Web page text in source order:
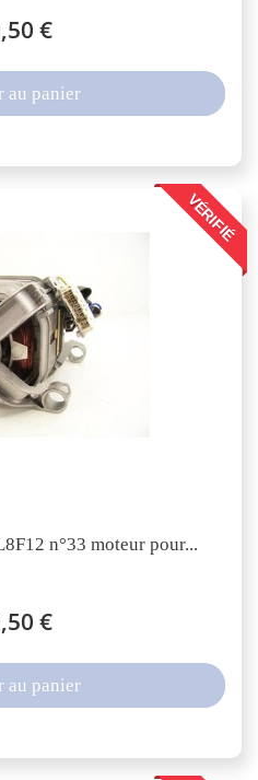
€
au panier
VÉRIFIÉ
n°33 moteur pour...
€
au panier